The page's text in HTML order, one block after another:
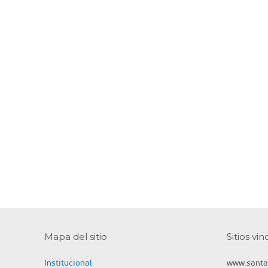
Mapa del sitio
Institucional
Sitios